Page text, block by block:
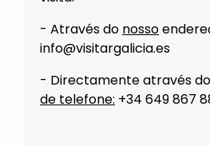
- Através do nosso
info@visitargalicia.es
- Directamente através do
de telefone: +34 649 867